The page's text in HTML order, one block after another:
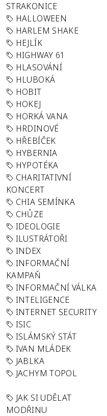
STRAKONICE
HALLOWEEN
HARLEM SHAKE
HEJLÍK
HIGHWAY 61
HLASOVÁNÍ
HLUBOKÁ
HOBIT
HOKEJ
HORKÁ VANA
HRDINOVÉ
HŘEBÍČEK
HYBERNIA
HYPOTÉKA
CHARITATIVNÍ
KONCERT
CHIA SEMÍNKA
CHŮZE
IDEOLOGIE
ILUSTRÁTOŘI
INDEX
INFORMAČNÍ
KAMPAŇ
INFORMAČNÍ VÁLKA
INTELIGENCE
INTERNET SECURITY
ISIC
ISLÁMSKÝ STÁT
IVAN MLÁDEK
JABLKA
JACHYM TOPOL
JAK SI UDĚLAT
MODŘINU